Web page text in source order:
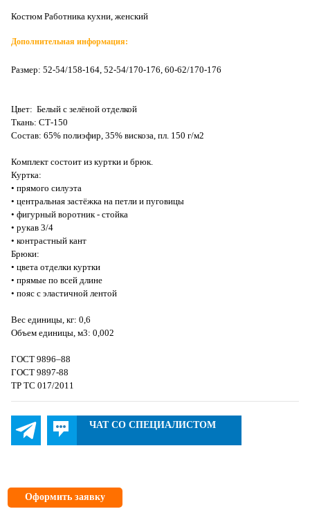
Костюм Работника кухни, женский
Дополнительная информация:
Размер: 52-54/158-164, 52-54/170-176, 60-62/170-176
Цвет: Белый с зелёной отделкой
Ткань: СТ-150
Состав: 65% полиэфир, 35% вискоза, пл. 150 г/м2
Комплект состоит из куртки и брюк.
Куртка:
• прямого силуэта
• центральная застёжка на петли и пуговицы
• фигурный воротник - стойка
• рукав 3/4
• контрастный кант
Брюки:
• цвета отделки куртки
• прямые по всей длине
• пояс с эластичной лентой
Вес единицы, кг: 0,6
Объем единицы, м3: 0,002
ГОСТ 9896–88
ГОСТ 9897-88
ТР ТС 017/2011
ЧАТ СО СПЕЦИАЛИСТОМ
Оформить заявку